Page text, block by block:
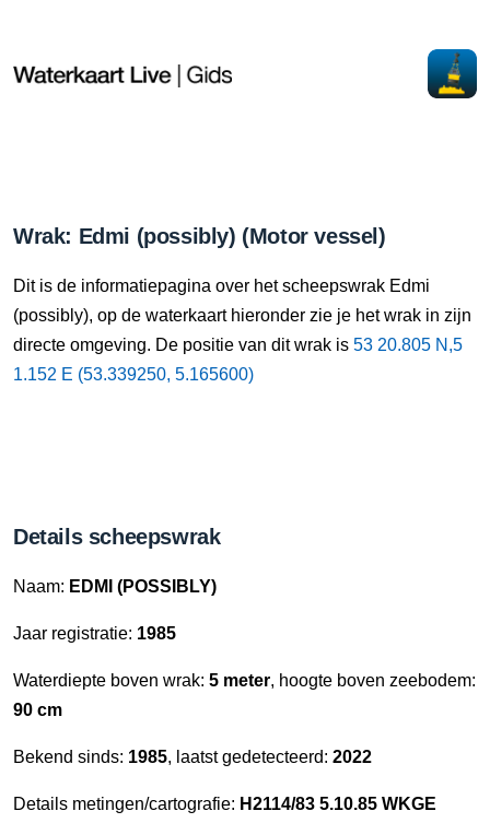
Wrak: Edmi (possibly) (Motor vessel)
Dit is de informatiepagina over het scheepswrak Edmi
(possibly), op de waterkaart hieronder zie je het wrak in zijn
directe omgeving. De positie van dit wrak is 53 20.805 N,5
1.152 E (53.339250, 5.165600)
Details scheepswrak
Naam: EDMI (POSSIBLY)
Jaar registratie: 1985
Waterdiepte boven wrak: 5 meter, hoogte boven zeebodem:
90 cm
Bekend sinds: 1985, laatst gedetecteerd: 2022
Details metingen/cartografie: H2114/83 5.10.85 WKGE